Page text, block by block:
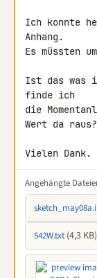
Ich konnte
Anhang.
Es müssten
Ist das was
finde ich
die
Wert da raus?
Vielen Dank.
Angehängte
542W.txt(4,3 KB)